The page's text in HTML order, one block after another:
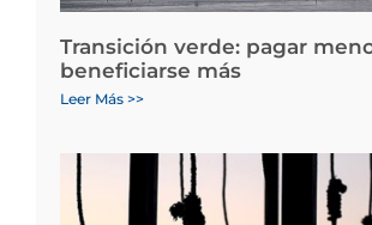
Transición verde: pagar
beneficiarse más
Leer Más >>